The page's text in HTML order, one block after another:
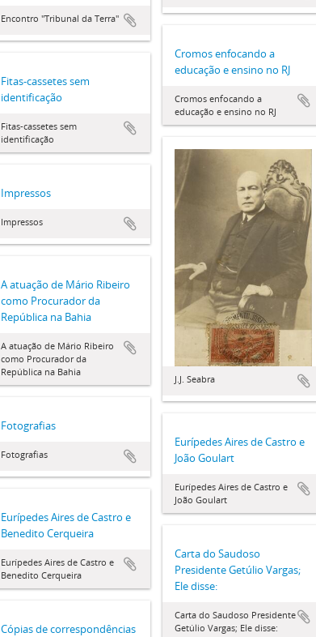
Encontro "Tribunal da Terra"
Cromos enfocando a
educação e ensino no RJ
Cromos enfocando a
educação e ensino no RJ
Fitas-cassetes sem
identificação
Fitas-cassetes sem
identificação
J.J. Seabra
Impressos
Impressos
A atuação de Mário Ribeiro
como Procurador da
República na Bahia
A atuação de Mário Ribeiro
como Procurador da
República na Bahia
Fotografias
Fotografias
Eurípedes Aires de Castro e
João Goulart
Eurípedes Aires de Castro e
João Goulart
Eurípedes Aires de Castro e
Benedito Cerqueira
Eurípedes Aires de Castro e
Benedito Cerqueira
Carta do Saudoso
Presidente Getúlio Vargas;
Ele disse:
Carta do Saudoso Presidente
Getúlio Vargas; Ele disse:
Cópias de correspondências